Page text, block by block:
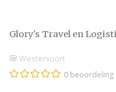
Glory's Travel en
Westervoort
0 beoordeling